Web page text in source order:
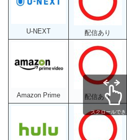
U-NEXT 配信あり
Amazon Prime 配信あり
スクロールでき